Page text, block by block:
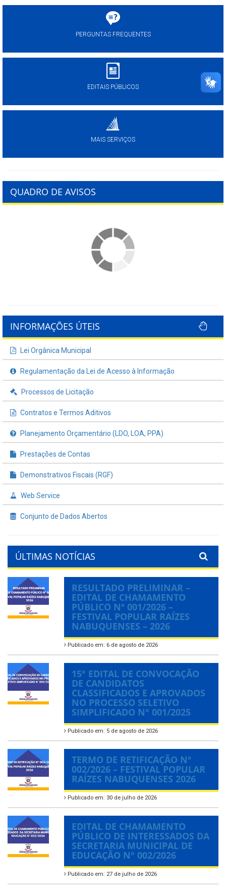
PERGUNTAS FREQUENTES
EDITAIS PÚBLICOS
MAIS SERVIÇOS
QUADRO DE AVISOS
INFORMAÇÕES ÚTEIS
Lei Orgânica Municipal
Regulamentação da Lei de Acesso à Informação
Processos de Licitação
Contratos e Termos Aditivos
Planejamento Orçamentário (LDO, LOA, PPA)
Prestações de Contas
Demonstrativos Fiscais (RGF)
Web Service
Conjunto de Dados Abertos
ÚLTIMAS NOTÍCIAS
RESULTADO PRELIMINAR –
EDITAL DE CHAMAMENTO
PÚBLICO Nº 001/2026 –
FESTIVAL POPULAR RAÍZES
NABUQUENSES – 2026
Publicado em: 6 de agosto de 2026
15° EDITAL DE CONVOCAÇÃO
DE CANDIDATOS
CLASSIFICADOS E APROVADOS
NO PROCESSO SELETIVO
SIMPLIFICADO N° 001/2025
Publicado em: 5 de agosto de 2026
TERMO DE RETIFICAÇÃO Nº
002/2026 – FESTIVAL POPULAR
RAÍZES NABUQUENSES 2026
Publicado em: 30 de julho de 2026
EDITAL DE CHAMAMENTO
PÚBLICO DE INTERESSADOS DA
SECRETARIA MUNICIPAL DE
EDUCAÇÃO N° 002/2026
Publicado em: 27 de julho de 2026